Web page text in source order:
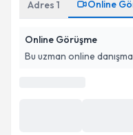
Adres 1 Online
Online Görüşme
Bu uzman online